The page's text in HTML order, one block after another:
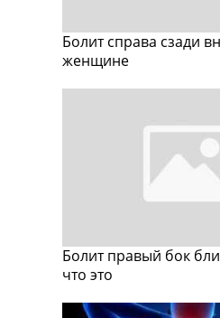
Болит справа сзади
женщине
Болит правый бок
что это